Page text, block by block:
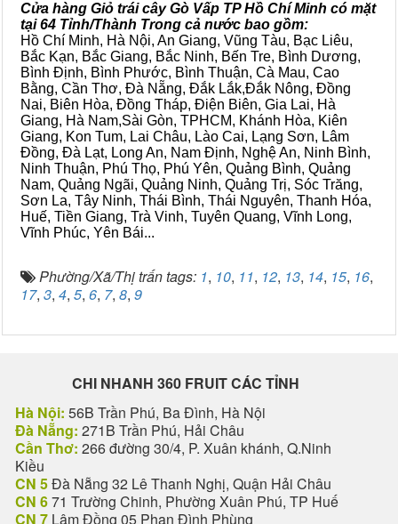
Cửa hàng Giỏ trái cây Gò Vấp TP Hồ Chí Minh có mặt
tại 64 Tỉnh/Thành Trong cả nước bao gồm:
Hồ Chí Minh, Hà Nội, An Giang, Vũng Tàu, Bạc Liêu,
Bắc Kạn, Bắc Giang, Bắc Ninh, Bến Tre, Bình Dương,
Bình Định, Bình Phước, Bình Thuận, Cà Mau, Cao
Bằng, Cần Thơ, Đà Nẵng, Đắk Lắk,Đắk Nông, Đồng
Nai, Biên Hòa, Đồng Tháp, Điện Biên, Gia Lai, Hà
Giang, Hà Nam,Sài Gòn, TPHCM, Khánh Hòa, Kiên
Giang, Kon Tum, Lai Châu, Lào Cai, Lạng Sơn, Lâm
Đồng, Đà Lạt, Long An, Nam Định, Nghệ An, Ninh Bình,
Ninh Thuận, Phú Thọ, Phú Yên, Quảng Bình, Quảng
Nam, Quảng Ngãi, Quảng Ninh, Quảng Trị, Sóc Trăng,
Sơn La, Tây Ninh, Thái Bình, Thái Nguyên, Thanh Hóa,
Huế, Tiền Giang, Trà Vinh, Tuyên Quang, Vĩnh Long,
Vĩnh Phúc, Yên Bái...
Phường/Xã/Thị trấn tags: 1, 10, 11, 12, 13, 14, 15, 16,
17, 3, 4, 5, 6, 7, 8, 9
CHI NHANH 360 FRUIT CÁC TỈNH
Hà Nội: 56B Trần Phú, Ba Đình, Hà Nội
Đà Nẵng: 271B Trần Phú, Hải Châu
Cần Thơ: 266 đường 30/4, P. Xuân khánh, Q.Ninh
Kiều
CN 5Đà Nẵng 32 Lê Thanh Nghị, Quận Hải Châu
CN 671 Trường Chinh, Phường Xuân Phú, TP Huế
CN 7 Lâm Đồng 05 Phan Đình Phùng